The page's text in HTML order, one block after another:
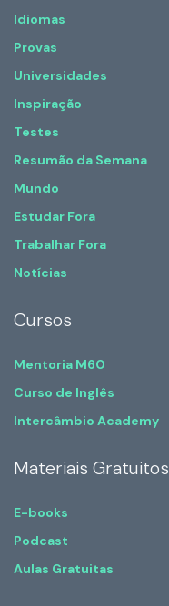
Idiomas
Provas
Universidades
Inspiração
Testes
Resumão da Semana
Mundo
Estudar Fora
Trabalhar Fora
Notícias
Cursos
Mentoria M60
Curso de Inglês
Intercâmbio Academy
Materiais Gratuitos
E-books
Podcast
Aulas Gratuitas